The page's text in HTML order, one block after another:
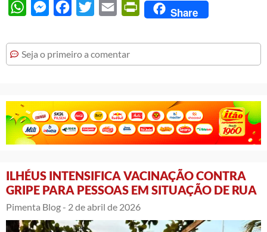
WhatsAppMessengerFacebook
Twitter Email PrintFriendly
Share
Seja o primeiro a comentar
ILHÉUS INTENSIFICA VACINAÇÃO CONTRA
GRIPE PARA PESSOAS EM SITUAÇÃO DE RUA
Pimenta Blog - 2 de abril de 2026